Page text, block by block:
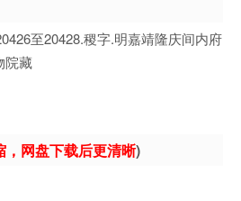
至20428.稷字.明嘉靖隆庆间内府
院藏
，网盘下载后更清晰)